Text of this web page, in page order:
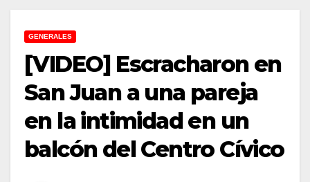
GENERALES
[VIDEO] Escracharon en
San Juan a una pareja
en la intimidad en un
balcón del Centro Cívico